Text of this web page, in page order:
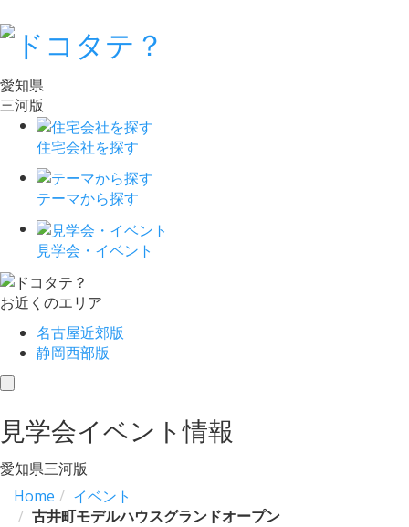
愛知県
三河版
住宅会社を探す
テーマから探す
見学会・イベント
お近くのエリア
名古屋近郊版
静岡西部版
toggle
見学会イベント情報
愛知県三河版
Home
イベント
古井町モデルハウスグランドオープン